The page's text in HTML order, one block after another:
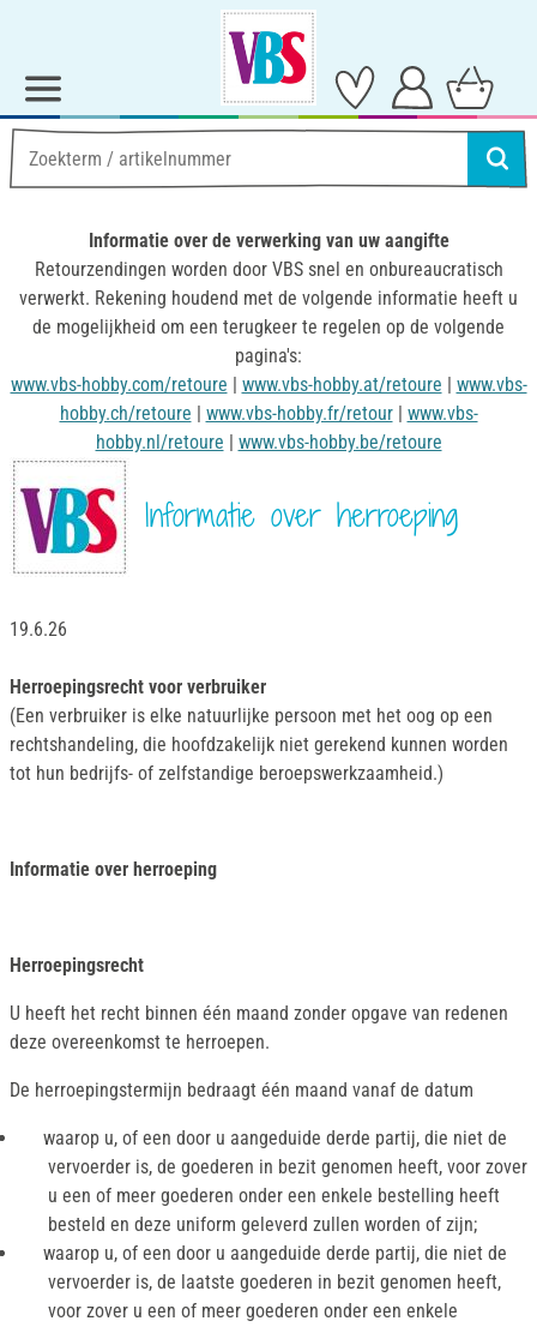
Informatie over de verwerking van uw aangifte
Retourzendingen worden door VBS snel en onbureaucratisch
verwerkt. Rekening houdend met de volgende informatie heeft u
de mogelijkheid om een terugkeer te regelen op de volgende
pagina's:
www.vbs-hobby.com/retoure | www.vbs-hobby.at/retoure | www.vbs-
hobby.ch/retoure | www.vbs-hobby.fr/retour| www.vbs-
hobby.nl/retoure | www.vbs-hobby.be/retoure
Informatie over herroeping
19.6.26
Herroepingsrecht voor verbruiker
(Een verbruiker is elke natuurlijke persoon met het oog op een
rechtshandeling, die hoofdzakelijk niet gerekend kunnen worden
tot hun bedrijfs- of zelfstandige beroepswerkzaamheid.)
Informatie over herroeping
Herroepingsrecht
U heeft het recht binnen één maand zonder opgave van redenen
deze overeenkomst te herroepen.
De herroepingstermijn bedraagt één maand vanaf de datum
waarop u, of een door u aangeduide derde partij, die niet de
vervoerder is, de goederen in bezit genomen heeft, voor zover
u een of meer goederen onder een enkele bestelling heeft
besteld en deze uniform geleverd zullen worden of zijn;
waarop u, of een door u aangeduide derde partij, die niet de
vervoerder is, de laatste goederen in bezit genomen heeft,
voor zover u een of meer goederen onder een enkele